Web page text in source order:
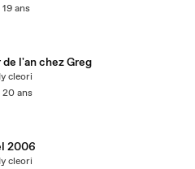
ans
de l'an chez Greg
cleori
20 ans
2006
cleori